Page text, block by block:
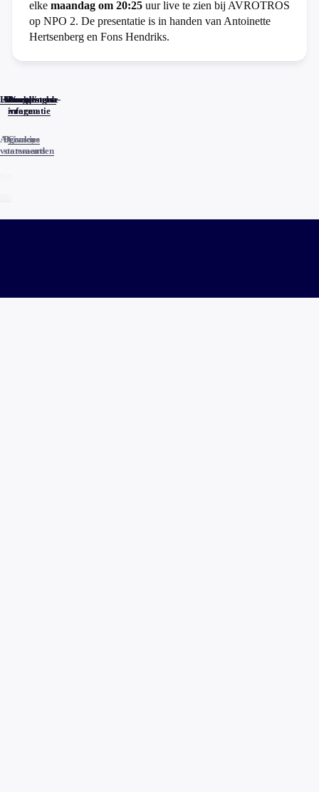
elke maandag om 20:25 uur live te zien bij AVROTROS
op NPO 2. De presentatie is in handen van Antoinette
Hertsenberg en Fons Hendriks.
Home
Actueel
Uitzendingen
Reacties
Programma-
informatie
Veelgestelde
vragen
Algemene
voorwaarden
Privacy
statements
Cookies